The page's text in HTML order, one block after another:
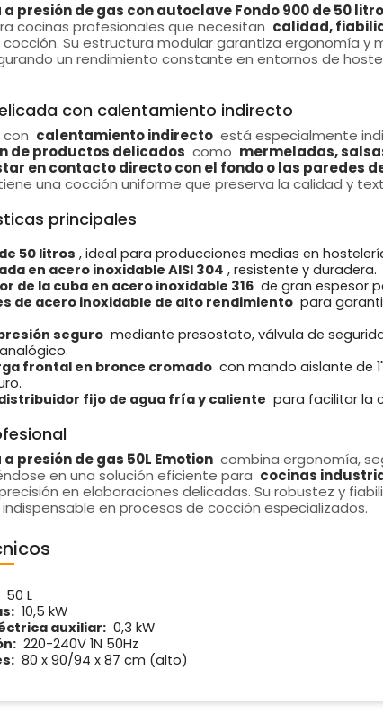
presión de gas con autoclave Fondo 900 de 50
cocinas profesionales que necesitan calidad,
Su estructura modular garantiza ergonomía y
un rendimiento constante en entornos de
con calentamiento indirecto
con calentamiento indirecto está especialmente
de productos delicados como mermeladas,
en contacto directo con el fondo o las paredes
una cocción uniforme que preserva la calidad y
principales
50 litros , ideal para producciones medias en
en acero inoxidable AISI 304 , resistente y duradera.
de la cuba en acero inoxidable 316 de gran espesor
de acero inoxidable de alto rendimiento para
seguro mediante presostato, válvula de
frontal en bronce cromado con mando aislante de
fijo de agua fría y caliente para facilitar la
presión de gas 50L Emotion combina ergonomía,
en una solución eficiente para cocinas
en elaboraciones delicadas. Su robustez y
en procesos de cocción especializados.
50 L
10,5 kW
auxiliar: 0,3 kW
220-240V 1N 50Hz
80 x 90/94 x 87 cm (alto)